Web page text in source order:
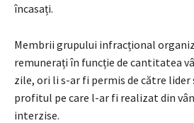
încasați.
Membrii grupului infracțional
remunerați în funcție de cantitatea
zile, ori li s-ar fi permis de către lider
profitul pe care l-ar fi realizat din
interzise.